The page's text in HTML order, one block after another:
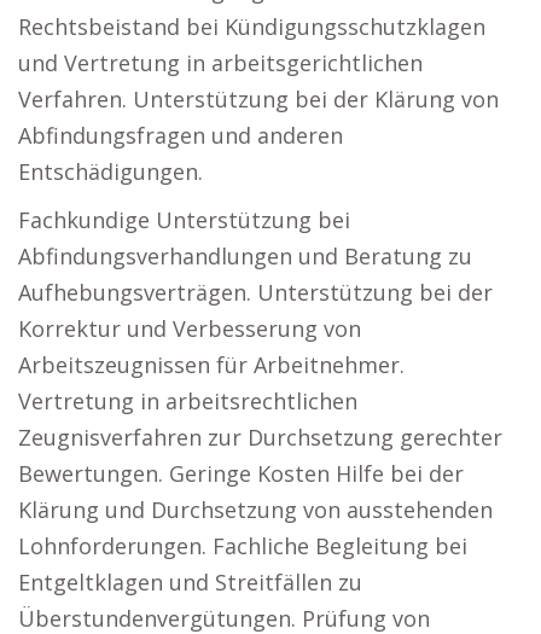
Rechtsbeistand bei Kündigungsschutzklagen
und Vertretung in arbeitsgerichtlichen
Verfahren. Unterstützung bei der Klärung von
Abfindungsfragen und anderen
Entschädigungen.
Fachkundige Unterstützung bei
Abfindungsverhandlungen und Beratung zu
Aufhebungsverträgen. Unterstützung bei der
Korrektur und Verbesserung von
Arbeitszeugnissen für Arbeitnehmer.
Vertretung in arbeitsrechtlichen
Zeugnisverfahren zur Durchsetzung gerechter
Bewertungen. Geringe Kosten Hilfe bei der
Klärung und Durchsetzung von ausstehenden
Lohnforderungen. Fachliche Begleitung bei
Entgeltklagen und Streitfällen zu
Überstundenvergütungen. Prüfung von